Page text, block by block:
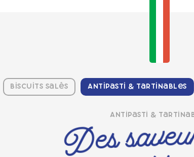
Biscuits salés Antipasti & Tartinables
Antipasti &